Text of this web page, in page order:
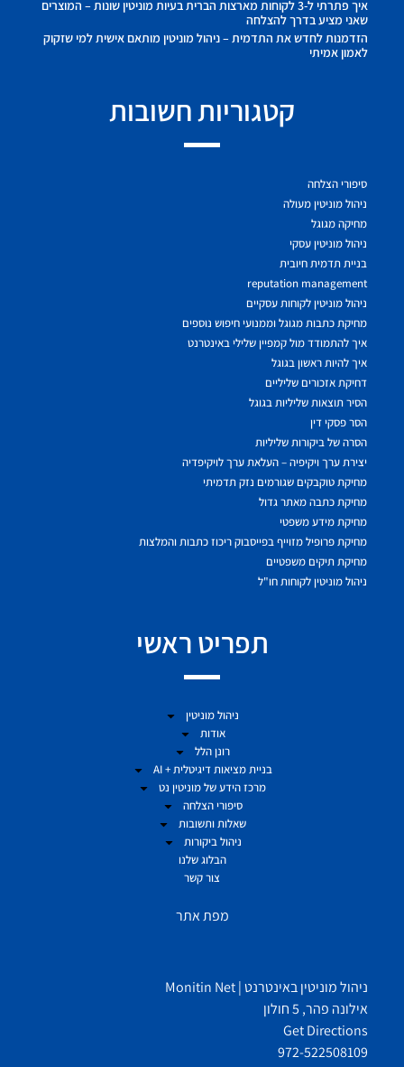
איך פתרתי ל-3 לקוחות מארצות הברית בעיות מוניטין שונות – המוצרים
שאני מציע בדרך להצלחה
הזדמנות לחדש את התדמית – ניהול מוניטין מותאם אישית למי שזקוק
לאמון אמיתי
קטגוריות חשובות
סיפורי הצלחה
ניהול מוניטין מעולה
מחיקה מגוגל
ניהול מוניטין עסקי
בניית תדמית חיובית
reputation management
ניהול מוניטין לקוחות עסקיים
מחיקת כתבות מגוגל וממנועי חיפוש נוספים
איך להתמודד מול קמפיין שלילי באינטרנט
איך להיות ראשון בגוגל
דחיקת אזכורים שליליים
הסיר תוצאות שליליות בגוגל
הסר פסקי דין
הסרה של ביקורות שליליות
יצירת ערך ויקיפיה – העלאת ערך לויקיפדיה
מחיקת טוקבקים שגורמים נזק תדמיתי
מחיקת כתבה מאתר גדול
מחיקת מידע משפטי
מחיקת פרופיל מזוייף בפייסבוק ריכוז כתבות והמלצות
מחיקת תיקים משפטיים
ניהול מוניטין לקוחות חו"ל
תפריט ראשי
ניהול מוניטין
אודות
רונן הלל
בניית מציאות דיגיטלית + AI
מרכז הידע של מוניטין נט
סיפורי הצלחה
שאלות ותשובות
ניהול ביקורות
הבלוג שלנו
צור קשר
מפת אתר
ניהול מוניטין באינטרנט | Monitin Net
אילונה פהר, 5 חולון
Get Directions
972-522508109